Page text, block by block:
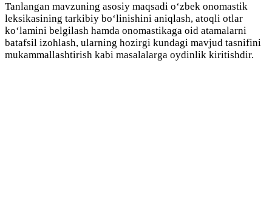
Tanlangan mavzuning asosiy maqsadi o‘zbek onomastik
leksikasining tarkibiy bo‘linishini aniqlash, atoqli otlar
ko‘lamini belgilash hamda onomastikaga oid atamalarni
batafsil izohlash, ularning hozirgi kundagi mavjud tasnifini
mukammallashtirish kabi masalalarga oydinlik kiritishdir.